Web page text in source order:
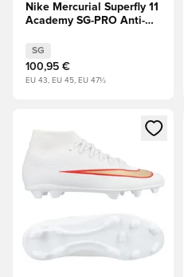
Nike Mercurial Superfly 11
Academy SG-PRO Anti-
SG
100,95 €
EU 43, EU 45, EU 47½
Odpre Modal za prijavo ali